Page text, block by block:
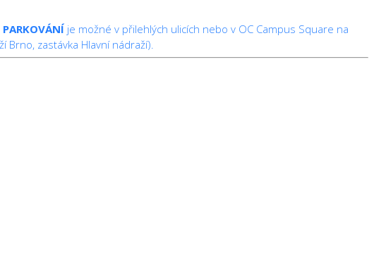
PARKOVÁNÍ je možné v přilehlých ulicích nebo v OC Campus Square na
Brno, zastávka Hlavní nádraží).